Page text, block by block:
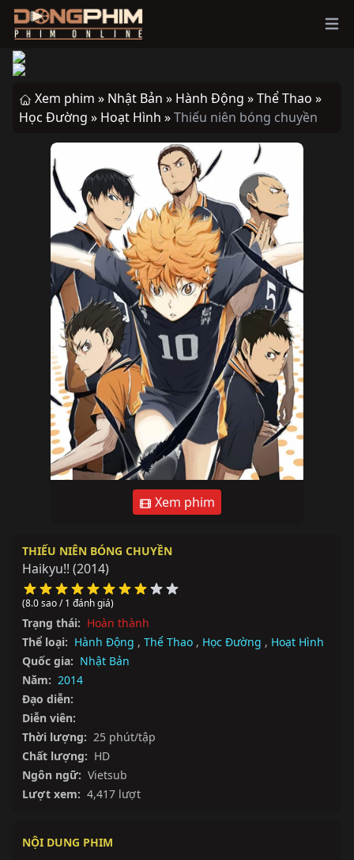
Xem phim » Nhật Bản » Hành Động »Thể Thao »
Học Đường » Hoạt Hình »Thiếu niên bóng chuyền
Xem phim
THIẾU NIÊN BÓNG CHUYỀN
Haikyu!! (2014)
(8.0 sao / 1 đánh giá)
Trạng thái: Hoàn thành
Thể loại: Hành Động , Thể Thao , Học Đường , Hoạt Hình
Quốc gia: Nhật Bản
Năm: 2014
Đạo diễn:
Diễn viên:
Thời lượng: 25 phút/tập
Chất lượng: HD
Ngôn ngữ: Vietsub
Lượt xem: 4,417 lượt
NỘI DUNG PHIM